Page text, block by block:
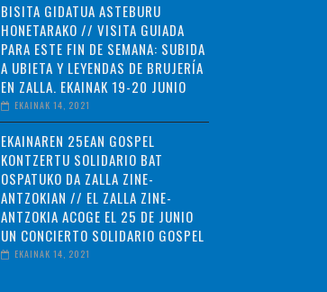
BISITA GIDATUA ASTEBURU
HONETARAKO // VISITA GUIADA
PARA ESTE FIN DE SEMANA: SUBIDA
A UBIETA Y LEYENDAS DE BRUJERÍA
EN ZALLA. EKAINAK 19-20 JUNIO
EKAINAK 14, 2021
EKAINAREN 25EAN GOSPEL
KONTZERTU SOLIDARIO BAT
OSPATUKO DA ZALLA ZINE-
ANTZOKIAN // EL ZALLA ZINE-
ANTZOKIA ACOGE EL 25 DE JUNIO
UN CONCIERTO SOLIDARIO GOSPEL
EKAINAK 14, 2021